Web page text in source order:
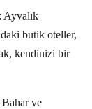
Ayvalık
butik oteller,
kendinizi bir
Bahar ve